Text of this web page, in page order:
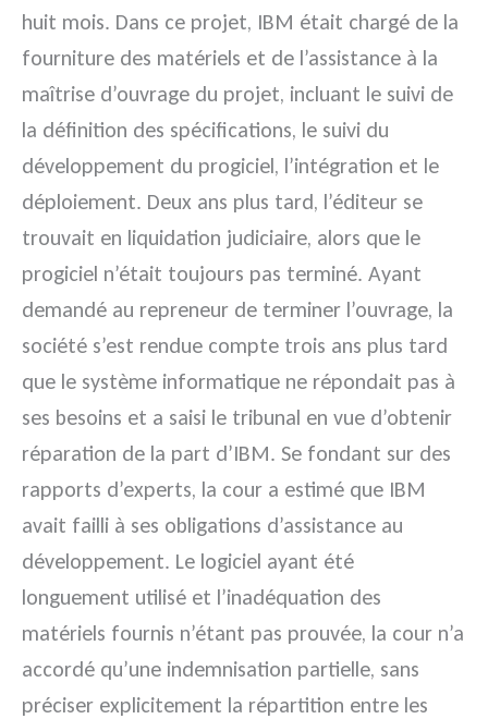
huit mois. Dans ce projet, IBM était chargé de la
fourniture des matériels et de l’assistance à la
maîtrise d’ouvrage du projet, incluant le suivi de
la définition des spécifications, le suivi du
développement du progiciel, l’intégration et le
déploiement. Deux ans plus tard, l’éditeur se
trouvait en liquidation judiciaire, alors que le
progiciel n’était toujours pas terminé. Ayant
demandé au repreneur de terminer l’ouvrage, la
société s’est rendue compte trois ans plus tard
que le système informatique ne répondait pas à
ses besoins et a saisi le tribunal en vue d’obtenir
réparation de la part d’IBM. Se fondant sur des
rapports d’experts, la cour a estimé que IBM
avait failli à ses obligations d’assistance au
développement. Le logiciel ayant été
longuement utilisé et l’inadéquation des
matériels fournis n’étant pas prouvée, la cour n’a
accordé qu’une indemnisation partielle, sans
préciser explicitement la répartition entre les